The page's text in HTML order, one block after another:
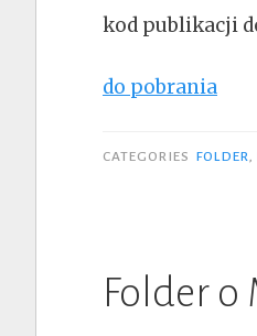
kod publikacji
do pobrania
CATEGORIES FOLDER,
Folder o